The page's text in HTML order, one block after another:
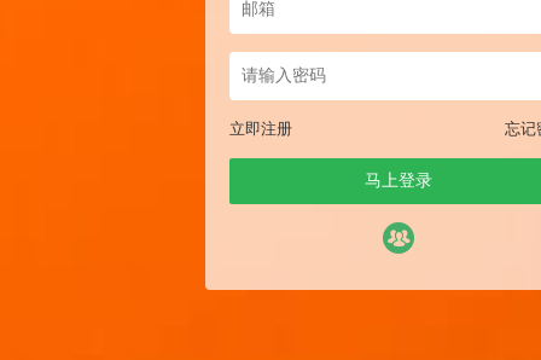
立即注册 忘记
马上登录